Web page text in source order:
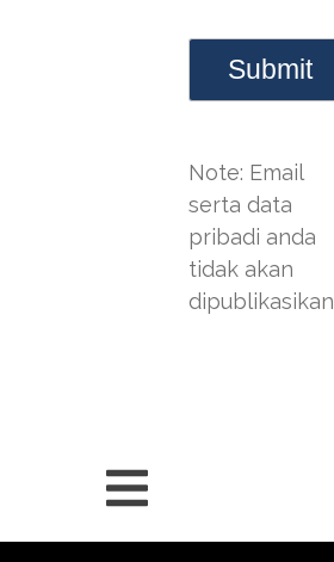
Note: Email
serta data
pribadi anda
tidak akan
dipublikasikan